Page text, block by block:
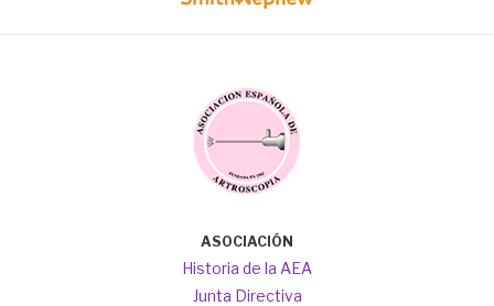
Image
ASOCIACIÓN
Historia de la AEA
Junta Directiva